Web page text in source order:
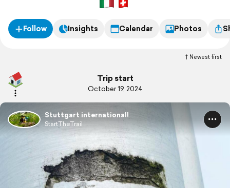
Follow Insights Calendar Photos
Newest first
Trip start
October 19, 2024
Stuttgart international!
StartTheTrail